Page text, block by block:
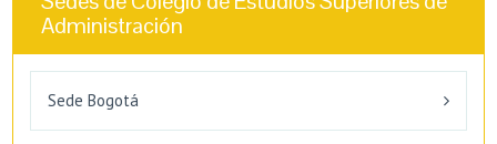
Administración
Sede Bogotá